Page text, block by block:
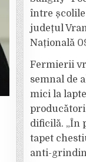
între
județul
Națională
Fermierii
semnal de
mici la
dificilă. „În
tapet
anti-